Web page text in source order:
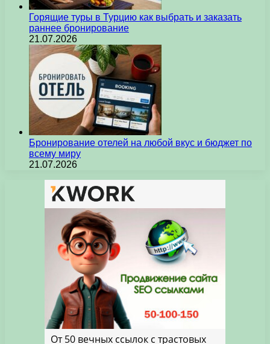
Горящие туры в Турцию как выбрать и заказать
раннее бронирование
21.07.2026
Бронирование отелей на любой вкус и бюджет по
всему миру
21.07.2026